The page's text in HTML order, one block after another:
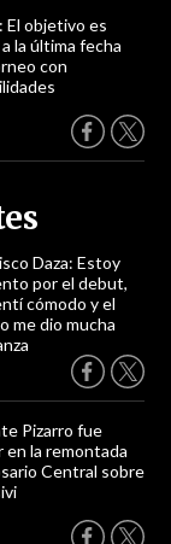
El objetivo es
la última fecha
con
Daza: Estoy
por el debut,
cómodo y el
me dio mucha
Pizarro fue
la remontada
Central sobre